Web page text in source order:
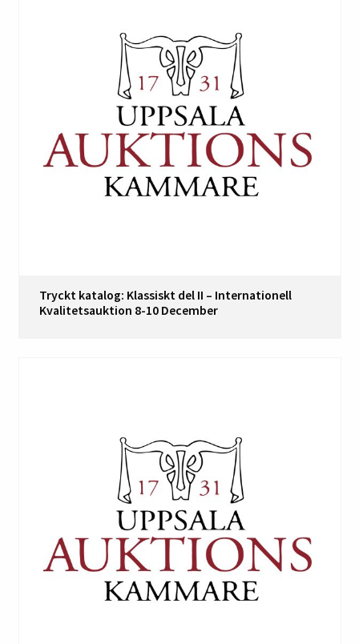
Tryckt katalog: Klassiskt del II – Internationell
Kvalitetsauktion 8-10 December